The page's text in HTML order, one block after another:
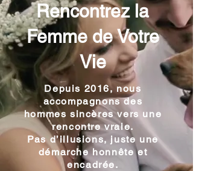
Rencontrez la
Femme de Votre
Vie
Depuis 2016, nous
accompagnons des
hommes sincères vers une
rencontre vraie.
Pas d’illusions, juste une
démarche honnête et
encadrée.